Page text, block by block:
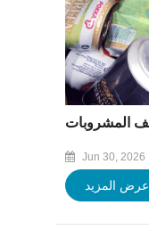
Jun 30, 2026
عرض المزيد